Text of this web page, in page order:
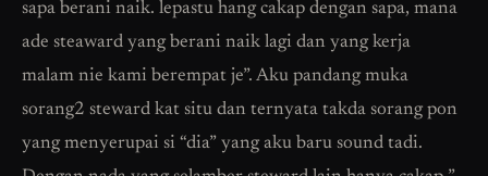
sapa berani naik. lepastu hang cakap dengan sapa, mana
ade steaward yang berani naik lagi dan yang kerja
malam nie kami berempat je”. Aku pandang muka
sorang2 steward kat situ dan ternyata takda sorang pon
yang menyerupai si “dia” yang aku baru sound tadi.